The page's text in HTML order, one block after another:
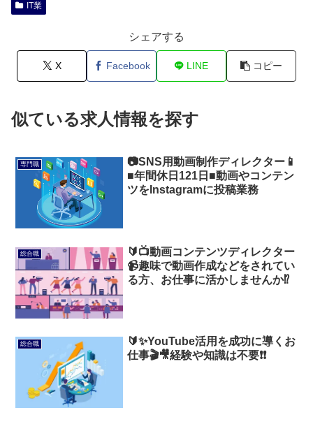
IT業
シェアする
X Facebook LINE コピー
似ている求人情報を探す
専門職
📷️SNS用動画制作ディレクター📱
■年間休日121日■動画やコンテン
ツをInstagramに投稿業務
総合職
🔰📺動画コンテンツディレクター
📹趣味で動画作成などをされてい
る方、お仕事に活かしませんか⁉️
総合職
🔰✨YouTube活用を成功に導くお
仕事🎬🎥経験や知識は不要❗❗